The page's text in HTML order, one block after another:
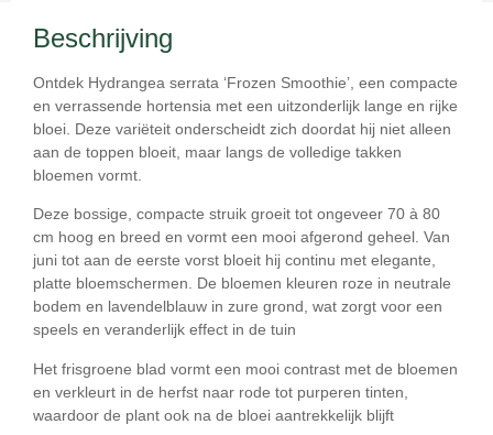
Beschrijving
Ontdek Hydrangea serrata ‘Frozen Smoothie’ , een compacte
en verrassende hortensia met een uitzonderlijk lange en rijke
bloei. Deze variëteit onderscheidt zich doordat hij niet alleen
aan de toppen bloeit, maar langs de volledige takken
bloemen vormt.
Deze bossige, compacte struik groeit tot ongeveer 70 à 80
cm hoog en breed en vormt een mooi afgerond geheel. Van
juni tot aan de eerste vorst bloeit hij continu met elegante,
platte bloemschermen. De bloemen kleuren roze in neutrale
bodem en lavendelblauw in zure grond , wat zorgt voor een
speels en veranderlijk effect in de tuin
Het frisgroene blad vormt een mooi contrast met de bloemen
en verkleurt in de herfst naar rode tot purperen tinten
waardoor de plant ook na de bloei aantrekkelijk blijft